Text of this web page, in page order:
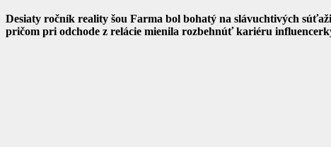
Desiaty ročník reality šou Farma bol bohatý na slávuchtivých
pričom pri odchode z relácie mienila rozbehnúť kariéru